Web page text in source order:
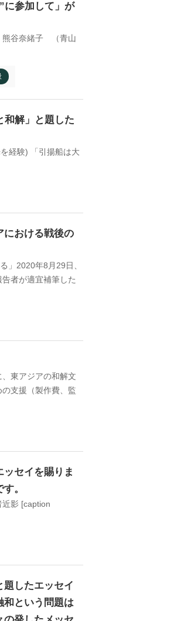
に参加して」が
熊谷奈緒子 （青山
和解」と題した
経験) 「引揚船は大
における戦後の
」2020年8月29日、
者が適宜補筆した
東アジアの和解文
支援（製作費、監
セイを賜りま
。
影 [caption
題したエッセイ
和という問題は